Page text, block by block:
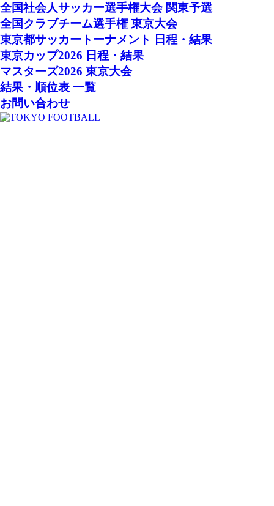
全国社会人サッカー選手権大会 関東予選
全国クラブチーム選手権 東京大会
東京都サッカートーナメント 日程・結果
東京カップ2026 日程・結果
マスターズ2026 東京大会
結果・順位表 一覧
お問い合わせ